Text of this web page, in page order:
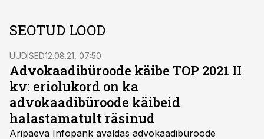
SEOTUD LOOD
UUDISED12.08.21, 07:50
Advokaadibüroode käibe TOP 2021 II
kv: eriolukord on ka
advokaadibüroode käibeid
halastamatult räsinud
Äripäeva Infopank avaldas advokaadibüroode